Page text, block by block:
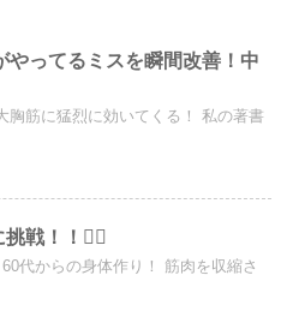
ってるミスを瞬間改善！中
胸筋に猛烈に効いてくる！ 私の著書
挑戦！！🏋️‍♀️
代からの身体作り！ 筋肉を収縮さ